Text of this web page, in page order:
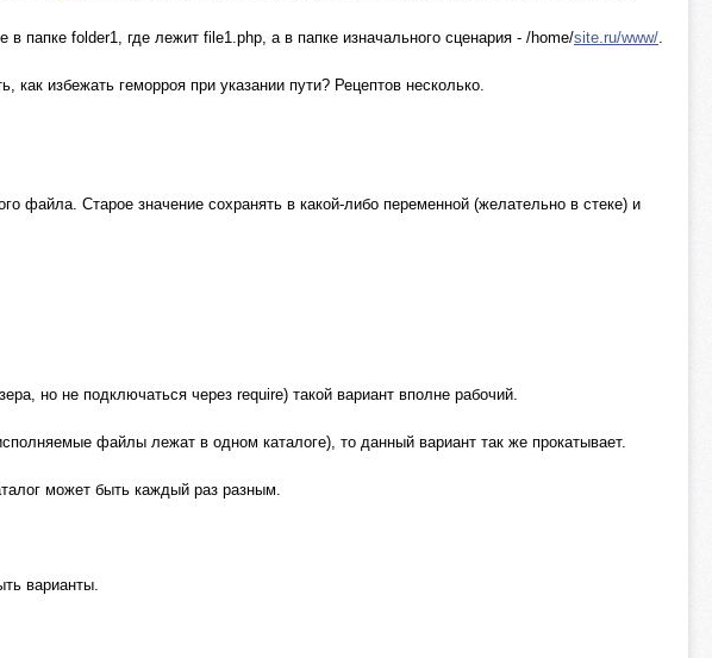
папке folder1, где лежит file1.php, а в папке изначального сценария - /home/site.ru/www/.
избежать геморроя при указании пути? Рецептов несколько.
файла. Старое значение сохранять в какой-либо переменной (желательно в стеке) и
но не подключаться через require) такой вариант вполне рабочий.
файлы лежат в одном каталоге), то данный вариант так же прокатывает.
может быть каждый раз разным.
варианты.